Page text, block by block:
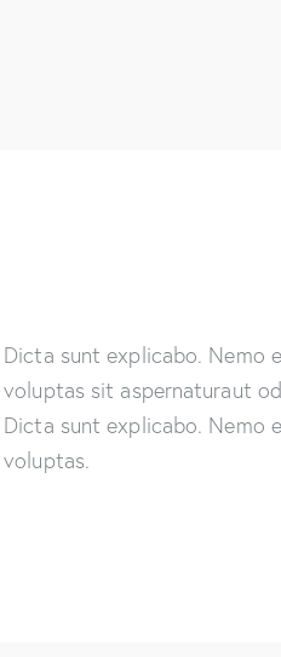
Dicta sunt explicabo. Nemo
voluptas sit aspernaturaut
Dicta sunt explicabo. Nemo
voluptas.